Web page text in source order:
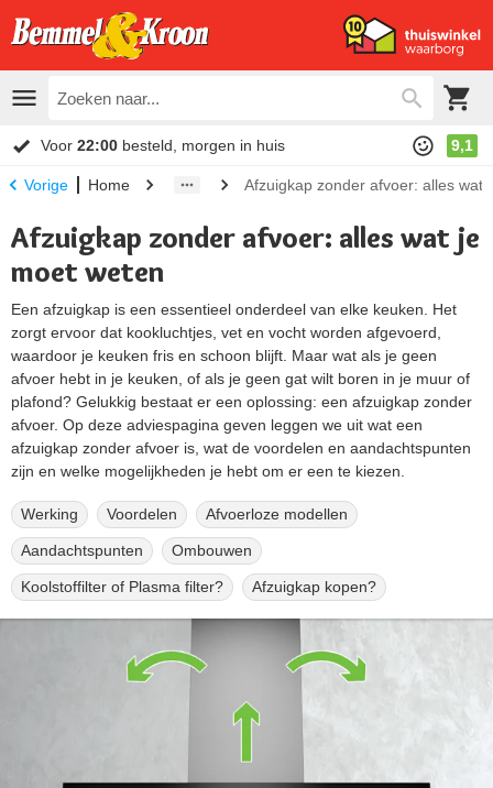
Voor 22:00 besteld, morgen in huis 9,1
Vorige Home Afzuigkap zonder afvoer: alles wat
Afzuigkap zonder afvoer: alles wat je
moet weten
Een afzuigkap is een essentieel onderdeel van elke keuken. Het
zorgt ervoor dat kookluchtjes, vet en vocht worden afgevoerd,
waardoor je keuken fris en schoon blijft. Maar wat als je geen
afvoer hebt in je keuken, of als je geen gat wilt boren in je muur of
plafond? Gelukkig bestaat er een oplossing: een afzuigkap zonder
afvoer. Op deze adviespagina geven leggen we uit wat een
afzuigkap zonder afvoer is, wat de voordelen en aandachtspunten
zijn en welke mogelijkheden je hebt om er een te kiezen.
Werking Voordelen Afvoerloze modellen
Aandachtspunten Ombouwen
Koolstoffilter of Plasma filter? Afzuigkap kopen?